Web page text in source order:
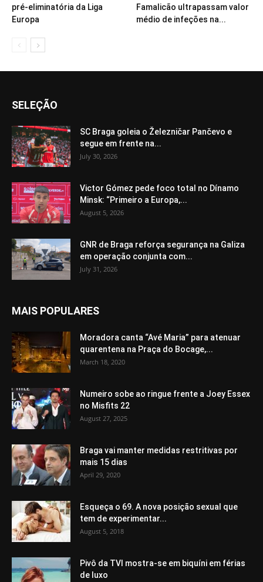
pré-eliminatória da Liga
Europa
Famalicão ultrapassam valor
médio de infeções na...
SELEÇÃO
SC Braga goleia o Železničar Pančevo e
segue em frente na...
July 30, 2026
Victor Gómez pede foco total no Dínamo
Minsk: “Primeiro a Europa,...
August 5, 2026
GNR de Braga reforça segurança na Galiza
em operação conjunta com...
July 31, 2026
MAIS POPULARES
Moradora canta “Avé Maria” para atenuar
quarentena na Praça do Bocage,...
March 18, 2020
Numeiro sobe ao ringue frente a Joey Essex
no Misfits 22
August 27, 2025
Braga vai manter medidas restritivas por
mais 15 dias
April 29, 2020
Esqueça o 69. A nova posição sexual que
tem de experimentar...
August 5, 2018
Pivô da TVI mostra-se em biquíni em férias
de luxo